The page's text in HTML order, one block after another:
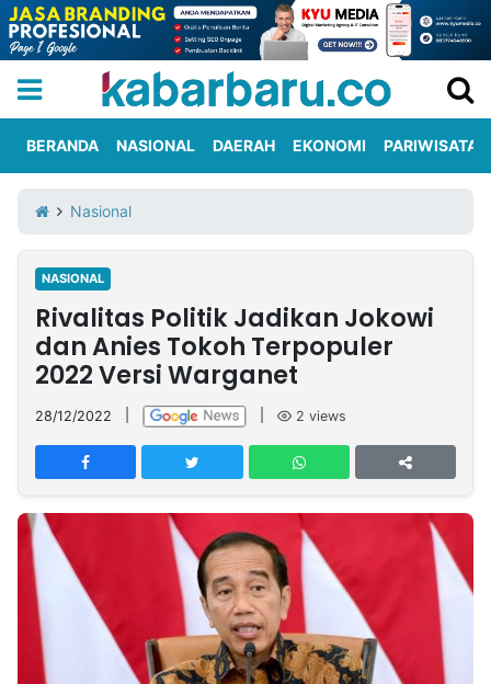
Iklan
Berita
Kami
Nasional
International
Olahraga
Entertainment
Daerah
Pariwisata
Kuliner
Kolom
Network
PT
TREETAN
INDONESIA
Partner
Insight
NTB
Suara
Time
Lens
Daily
Jogja
Jalan
Rakyat
Idealita
News
Kita
Notice
Radar
Baru
Seedbacklink
BERANDA NASIONAL DAERAH EKONOMI PARIWISATA
Nasional
NASIONAL
Rivalitas Politik Jadikan Jokowi
dan Anies Tokoh Terpopuler
2022 Versi Warganet
28/12/2022 2 views